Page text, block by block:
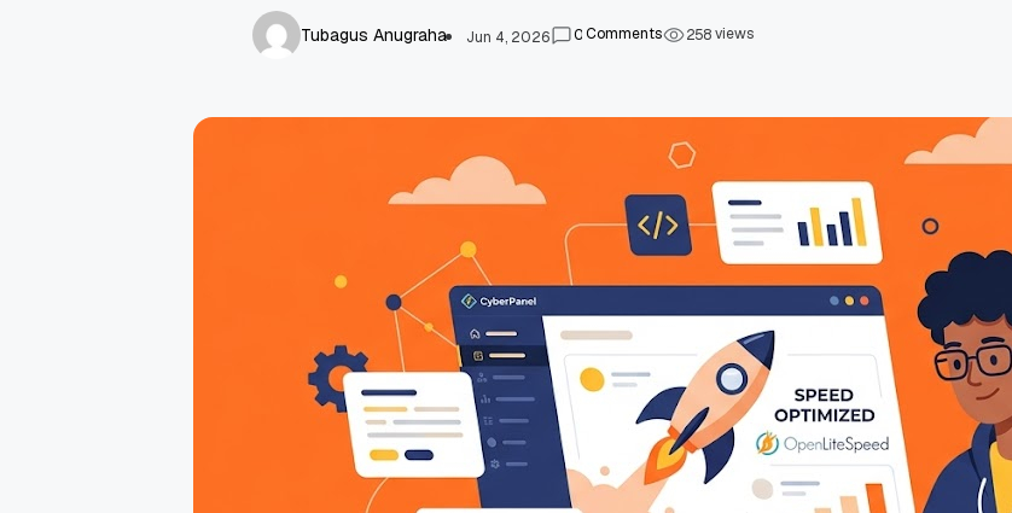
Tubagus Anugraha Jun 4, 2026 0Comments 258views